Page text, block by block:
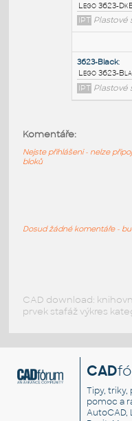
IPT
3623-
Lego
IPT
Lego
Lego
Komentáře:
Nejste přihlášeni - nelze
bloků
Dosud žádné komentáře -
CAD download:
prvek stafáž výkres
CAD
Tipy, triky,
pomoc a
AutoCAD,